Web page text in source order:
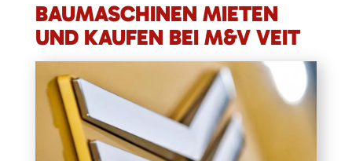
BAUMASCHINEN MIETEN
UND KAUFEN BEI M&V VEIT